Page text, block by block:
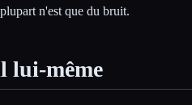
n'est que du bruit.
lui-même